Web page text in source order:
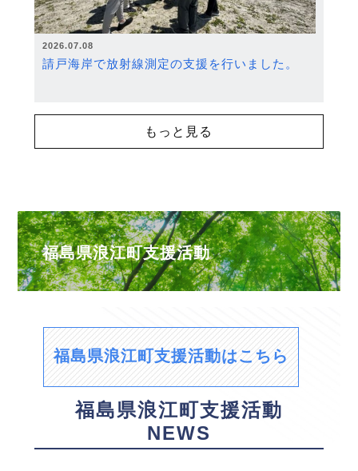
2026.07.08
請戸海岸で放射線測定の支援を行いました。
もっと見る
福島県浪江町支援活動
福島県浪江町支援活動はこちら
福島県浪江町支援活動
NEWS